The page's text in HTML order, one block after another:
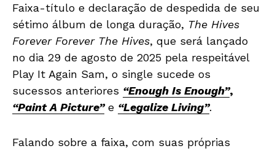
Faixa-título e declaração de despedida de seu
sétimo álbum de longa duração, The Hives
Forever Forever The Hives, que será lançado
no dia 29 de agosto de 2025 pela respeitável
Play It Again Sam, o single sucede os
sucessos anteriores “Enough Is Enough”,
“Paint A Picture”e “Legalize Living”.
Falando sobre a faixa, com suas próprias